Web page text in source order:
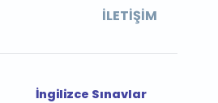
İLETIŞIM
İngilizce Sınavlar